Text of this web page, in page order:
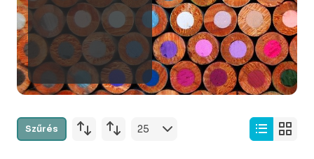
Szűrés